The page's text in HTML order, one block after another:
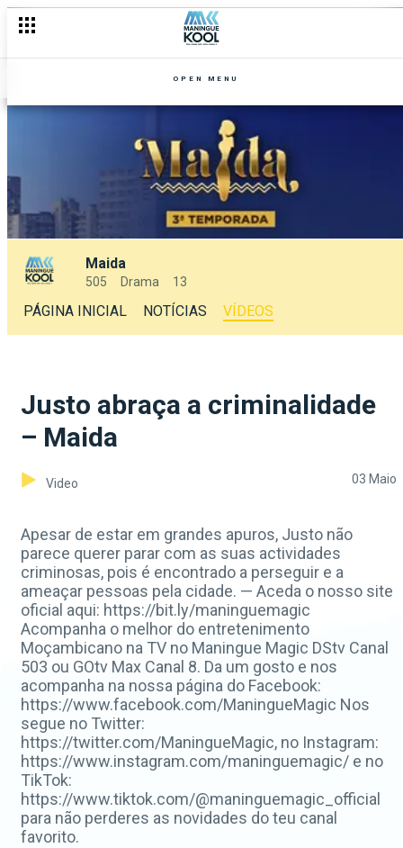
OPEN MENU
Maida
505 Drama 13
PÁGINA INICIAL NOTÍCIAS VÍDEOS
Justo abraça a criminalidade
– Maida
Video 03 Maio
Apesar de estar em grandes apuros, Justo não
parece querer parar com as suas actividades
criminosas, pois é encontrado a perseguir e a
ameaçar pessoas pela cidade. — Aceda o nosso site
oficial aqui: https://bit.ly/maninguemagic
Acompanha o melhor do entretenimento
Moçambicano na TV no Maningue Magic DStv Canal
503 ou GOtv Max Canal 8. Da um gosto e nos
acompanha na nossa página do Facebook:
https://www.facebook.com/ManingueMagic Nos
segue no Twitter:
https://twitter.com/ManingueMagic, no Instagram:
https://www.instagram.com/maninguemagic/ e no
TikTok:
https://www.tiktok.com/@maninguemagic_official
para não perderes as novidades do teu canal
favorito.